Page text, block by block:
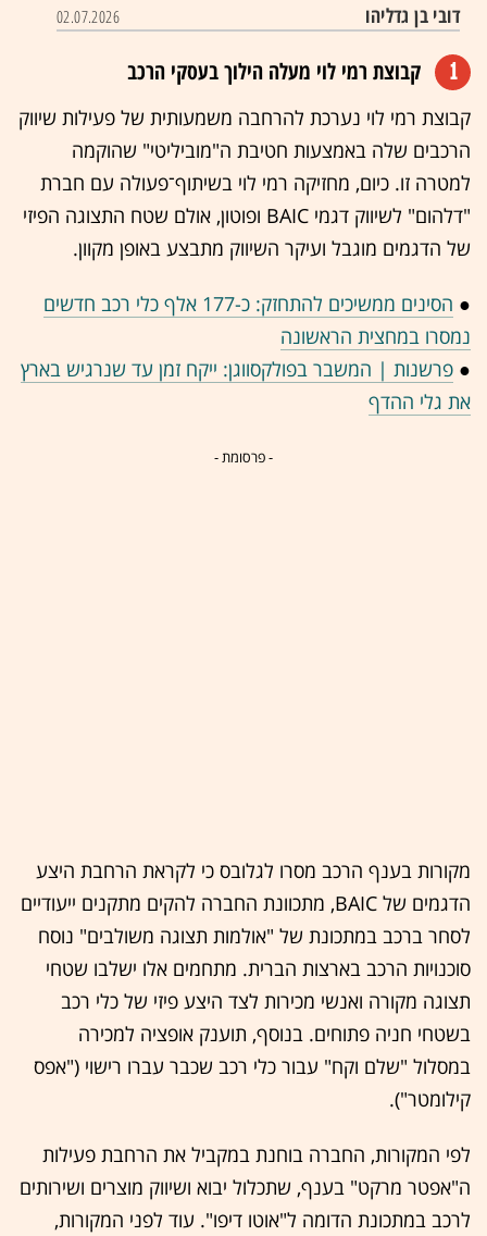
דובי בן גדליהו 02.07.2026
1 קבוצת רמי לוי מעלה הילוך בעסקי הרכב
קבוצת רמי לוי נערכת להרחבה משמעותית של פעילות שיווק
הרכבים שלה באמצעות חטיבת ה"מוביליטי" שהוקמה
למטרה זו. כיום, מחזיקה רמי לוי בשיתוף־פעולה עם חברת
"דלהום" לשיווק דגמי BAIC ופוטון, אולם שטח התצוגה הפיזי
של הדגמים מוגבל ועיקר השיווק מתבצע באופן מקוון.
●
הסינים ממשיכים להתחזק: כ-177 אלף כלי רכב חדשים
נמסרו במחצית הראשונה
● פרשנות | המשבר בפולקסווגן: ייקח זמן עד שנרגיש בארץ
את גלי ההדף
- פרסומת -
מקורות בענף הרכב מסרו לגלובס כי לקראת הרחבת היצע
הדגמים של BAIC, מתכוונת החברה להקים מתקנים ייעודיים
לסחר ברכב במתכונת של "אולמות תצוגה משולבים" נוסח
סוכנויות הרכב בארצות הברית. מתחמים אלו ישלבו שטחי
תצוגה מקורה ואנשי מכירות לצד היצע פיזי של כלי רכב
בשטחי חניה פתוחים. בנוסף, תוענק אופציה למכירה
במסלול "שלם וקח" עבור כלי רכב שכבר עברו רישוי ("אפס
קילומטר").
לפי המקורות, החברה בוחנת במקביל את הרחבת פעילות
ה"אפטר מרקט" בענף, שתכלול יבוא ושיווק מוצרים ושירותים
לרכב במתכונת הדומה ל"אוטו דיפו". עוד לפני המקורות,